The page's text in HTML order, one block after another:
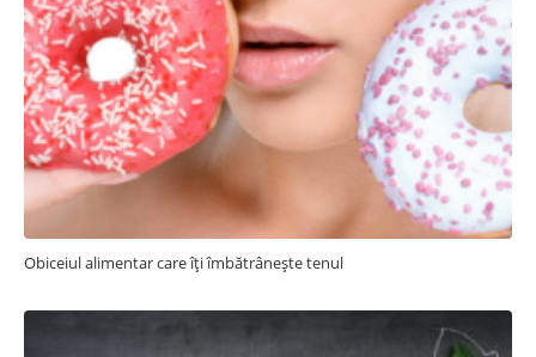
Obiceiul alimentar care îți îmbătrânește tenul